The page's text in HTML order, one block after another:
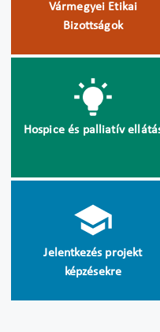
Vármegyei Etikai
Bizottságok
Hospice és palliatív
Jelentkezés projekt
képzésekre